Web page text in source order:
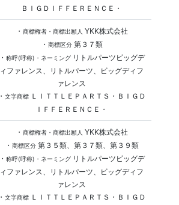
ＢＩＧＤＩＦＦＥＲＥＮＣＥ・
・ 商標権者・商標出願人 YKK株式会社
・ 商標区分第３７類
・ 称呼(呼称)・ネーミングリトルパーツビッグデ
ィファレンス、リトルパーツ、ビッグディフ
ァレンス
・ 文字商標ＬＩＴＴＬＥＰＡＲＴＳ・ＢＩＧＤ
ＩＦＦＥＲＥＮＣＥ・
・ 商標権者・商標出願人 YKK株式会社
・ 商標区分第３５類、第３７類、第３９類
・ 称呼(呼称)・ネーミングリトルパーツビッグデ
ィファレンス、リトルパーツ、ビッグディフ
ァレンス
・ 文字商標ＬＩＴＴＬＥＰＡＲＴＳ・ＢＩＧＤ